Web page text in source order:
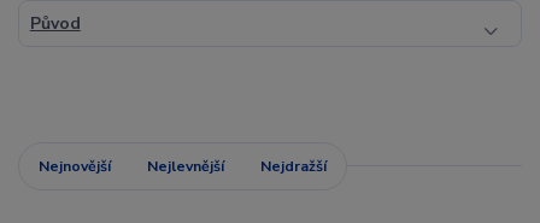
Původ
Nejnovější Nejlevnější Nejdražší